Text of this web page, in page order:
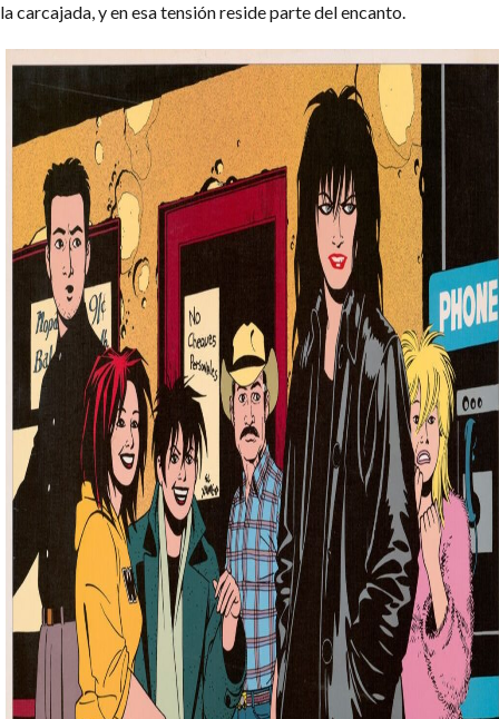
la carcajada, y en esa tensión reside parte del encanto.